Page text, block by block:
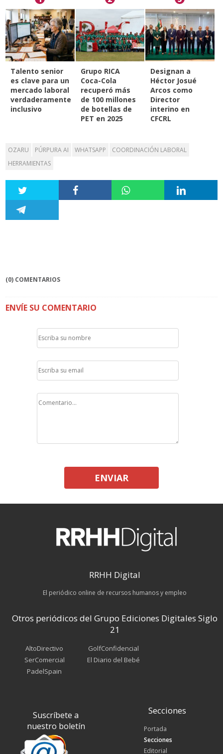
Talento senior
es clave para un
mercado laboral
verdaderamente
inclusivo
Grupo RICA
Coca-Cola
recuperó más
de 100 millones
de botellas de
PET en 2025
Designan a
Héctor Josué
Arcos como
Director
interino en
CFCRL
OZARU PÚRPURA AI WHATSAPP
COORDINACIÓN LABORAL
HERRAMIENTAS
(0) COMENTARIOS
ENVÍE SU COMENTARIO
ENVIAR
RRHH Digital
El periódico online de recursos humanos y empleo
Otros periódicos del Grupo Ediciones Digitales Siglo
21
AltoDirectivo
SerComercial
PadelSpain
GolfConfidencial
El Diario del Bebé
Suscríbete a
nuestro boletín
Secciones
Portada
Secciones
Editorial